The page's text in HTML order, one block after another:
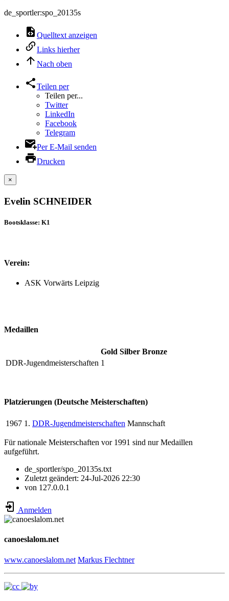
de_sportler:spo_20135s
Quelltext anzeigen
Links hierher
Nach oben
Teilen per
Teilen per...
Twitter
LinkedIn
Facebook
Telegram
Per E-Mail senden
Drucken
×
Evelin SCHNEIDER
Bootsklasse: K1
Verein:
ASK Vorwärts Leipzig
Medaillen
Gold Silber Bronze
DDR-Jugendmeisterschaften 1
Platzierungen (Deutsche Meisterschaften)
1967 1. DDR-Jugendmeisterschaften Mannschaft
Für nationale Meisterschaften vor 1991 sind nur Medaillen
aufgeführt.
de_sportler/spo_20135s.txt
Zuletzt geändert: 24-Jul-2026 22:30
von 127.0.0.1
Anmelden
canoeslalom.net
www.canoeslalom.net Markus Flechtner